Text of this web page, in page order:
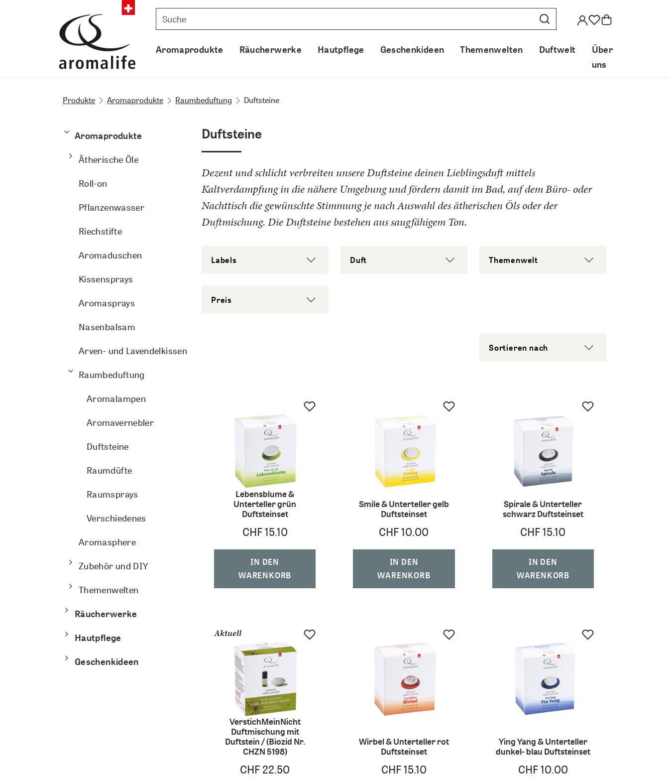
Aromaprodukte Räucherwerke Hautpflege Geschenkideen Themenwelten Duftwelt
Über
uns
Produkte Aromaprodukte Raumbeduftung Duftsteine
Aromaprodukte
Ätherische Öle
Roll-on
Pflanzenwasser
Riechstifte
Aromaduschen
Kissensprays
Aromasprays
Nasenbalsam
Arven- und Lavendelkissen
Raumbeduftung
Aromalampen
Aromavernebler
Duftsteine
Raumdüfte
Raumsprays
Verschiedenes
Aromasphere
Zubehör und DIY
Themenwelten
Räucherwerke
Hautpflege
Geschenkideen
Duftsteine
Dezent und schlicht verbreiten unsere Duftsteine deinen Lieblingsduft mittels
Kaltverdampfung in die nähere Umgebung und fördern damit im Bad, auf dem Büro- oder
Nachttisch die gewünschte Stimmung je nach Auswahl des ätherischen Öls oder der
Duftmischung. Die Duftsteine bestehen aus saugfähigem Ton.
Labels Duft Themenwelt
Preis
Sortieren nach
Lebensblume &
Unterteller grün
Duftsteinset
CHF 15.10
IN DEN
WARENKORB
Smile & Unterteller gelb
Duftsteinset
CHF 10.00
IN DEN
WARENKORB
Spirale & Unterteller
schwarz Duftsteinset
CHF 15.10
IN DEN
WARENKORB
Aktuell
VerstichMeinNicht
Duftmischung mit
Duftstein / (Biozid Nr.
CHZN 5198)
CHF 22.50
Wirbel & Unterteller rot
Duftsteinset
CHF 15.10
Ying Yang & Unterteller
dunkel- blau Duftsteinset
CHF 10.00